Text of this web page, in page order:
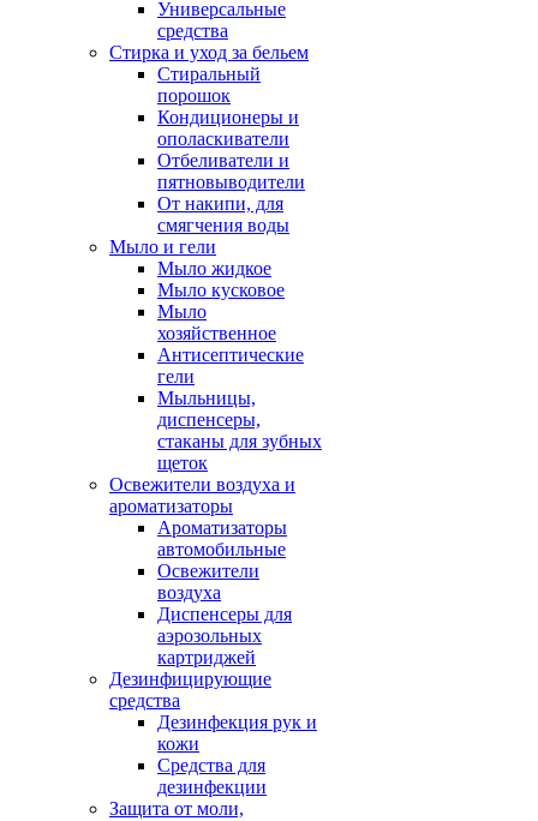
Универсальные
средства
Стирка и уход за бельем
Стиральный
порошок
Кондиционеры и
ополаскиватели
Отбеливатели и
пятновыводители
От накипи, для
смягчения воды
Мыло и гели
Мыло жидкое
Мыло кусковое
Мыло
хозяйственное
Антисептические
гели
Мыльницы,
диспенсеры,
стаканы для зубных
щеток
Освежители воздуха и
ароматизаторы
Ароматизаторы
автомобильные
Освежители
воздуха
Диспенсеры для
аэрозольных
картриджей
Дезинфицирующие
средства
Дезинфекция рук и
кожи
Средства для
дезинфекции
Защита от моли,